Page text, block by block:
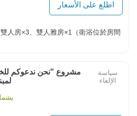
اطلع على الأسعار
人房×3、雙人雅房×1（衛浴位於房間
سياسة
الإلغاء